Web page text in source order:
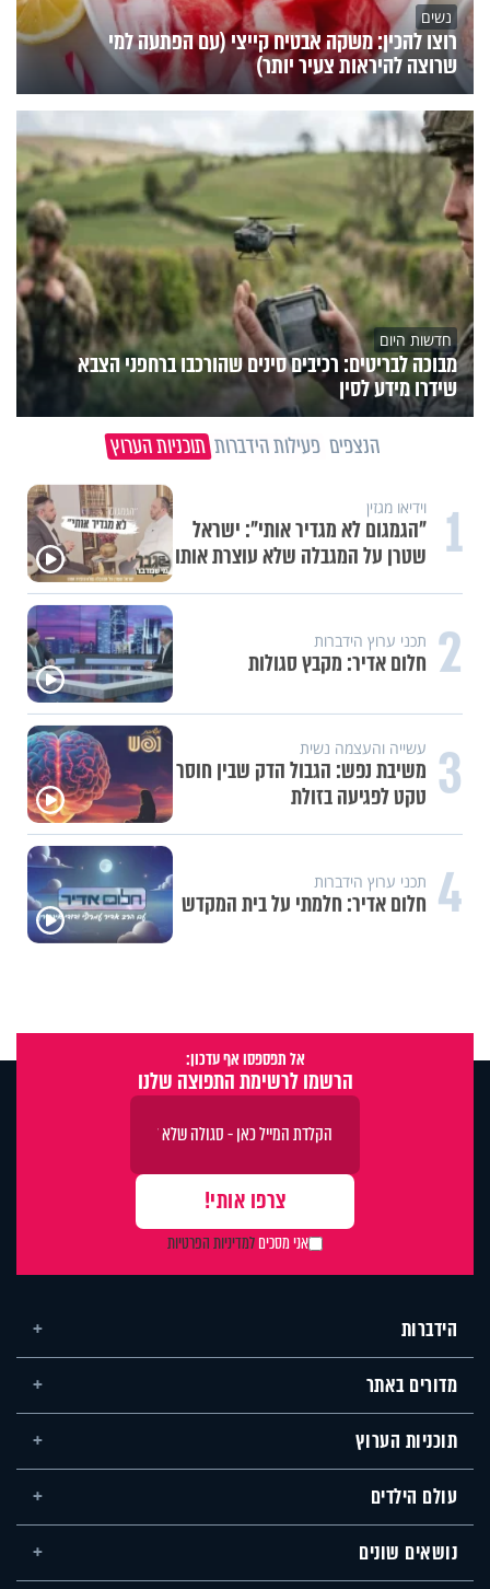
נשים
רוצו להכין: משקה אבטיח קייצי (עם הפתעה למי
שרוצה להיראות צעיר יותר)
חדשות היום
מבוכה לבריטים: רכיבים סינים שהורכבו ברחפני הצבא
שידרו מידע לסין
הנצפים פעילות הידברות תוכניות הערוץ
1 וידיאו מגזין
"הגמגום לא מגדיר אותי": ישראל
שטרן על המגבלה שלא עוצרת אותו
2 תכני ערוץ הידברות
חלום אדיר: מקבץ סגולות
3 עשייה והעצמה נשית
משיבת נפש: הגבול הדק שבין חוסר
טקט לפגיעה בזולת
4 תכני ערוץ הידברות
חלום אדיר: חלמתי על בית המקדש
אל תפספסו אף עדכון:
הרשמו לרשימת התפוצה שלנו
אני מסכיםלמדיניות הפרטיות
הידברות
מדורים באתר
תוכניות הערוץ
עולם הילדים
נושאים שונים